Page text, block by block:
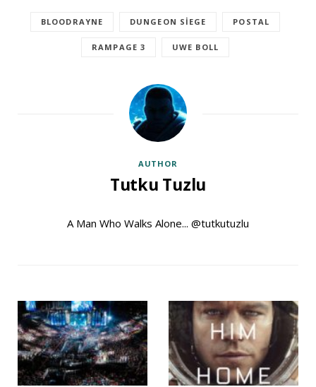
BLOODRAYNE DUNGEON SIEGE POSTAL
RAMPAGE 3 UWE BOLL
AUTHOR
Tutku Tuzlu
A Man Who Walks Alone... @tutkutuzlu